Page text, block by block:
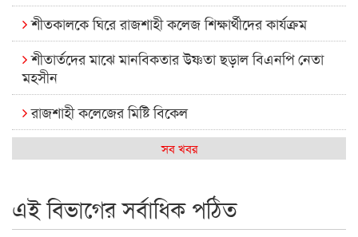
শীতকালকে ঘিরে রাজশাহী কলেজ শিক্ষার্থীদের কার্যক্রম
শীতার্তদের মাঝে মানবিকতার উষ্ণতা ছড়াল বিএনপি নেতা
মহসীন
রাজশাহী কলেজের মিষ্টি বিকেল
কেমন আছে আমাদের দেশের মধ্যবিত্তরা
রাজশাইন একাডেমির ফল প্রকাশ ও পুরস্কার বিতরণ
সব খবর
এই বিভাগের সর্বাধিক পঠিত